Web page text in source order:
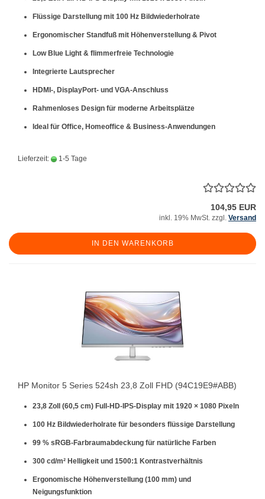
Flüssige Darstellung mit 100 Hz Bildwiederholrate
Ergonomischer Standfuß mit Höhenverstellung & Pivot
Low Blue Light & flimmerfreie Technologie
Integrierte Lautsprecher
HDMI-, DisplayPort- und VGA-Anschluss
Rahmenloses Design für moderne Arbeitsplätze
Ideal für Office, Homeoffice & Business-Anwendungen
Lieferzeit: 1-5 Tage
104,95 EUR
inkl. 19% MwSt. zzgl. Versand
IN DEN WARENKORB
HP Monitor 5 Series 524sh 23,8 Zoll FHD (94C19E9#ABB)
23,8 Zoll (60,5 cm) Full-HD-IPS-Display mit 1920 × 1080 Pixeln
100 Hz Bildwiederholrate für besonders flüssige Darstellung
99 % sRGB-Farbraumabdeckung für natürliche Farben
300 cd/m² Helligkeit und 1500:1 Kontrastverhältnis
Ergonomische Höhenverstellung (100 mm) und
Neigungsfunktion